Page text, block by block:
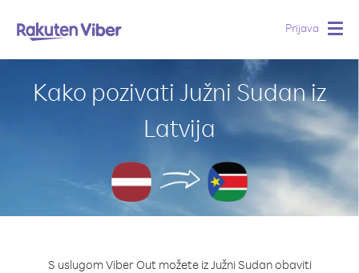
Prijava
Kako pozivati Južni Sudan iz
Latvija
S uslugom Viber Out možete iz Južni Sudan obaviti